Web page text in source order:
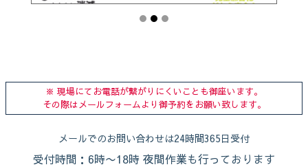
※ 現場にてお電話が繋がりにくいことも御座います。
その際はメールフォームより御予約をお願い致します。
メールでのお問い合わせは24時間365日受付
受付時間：6時〜18時 夜間作業も行っております